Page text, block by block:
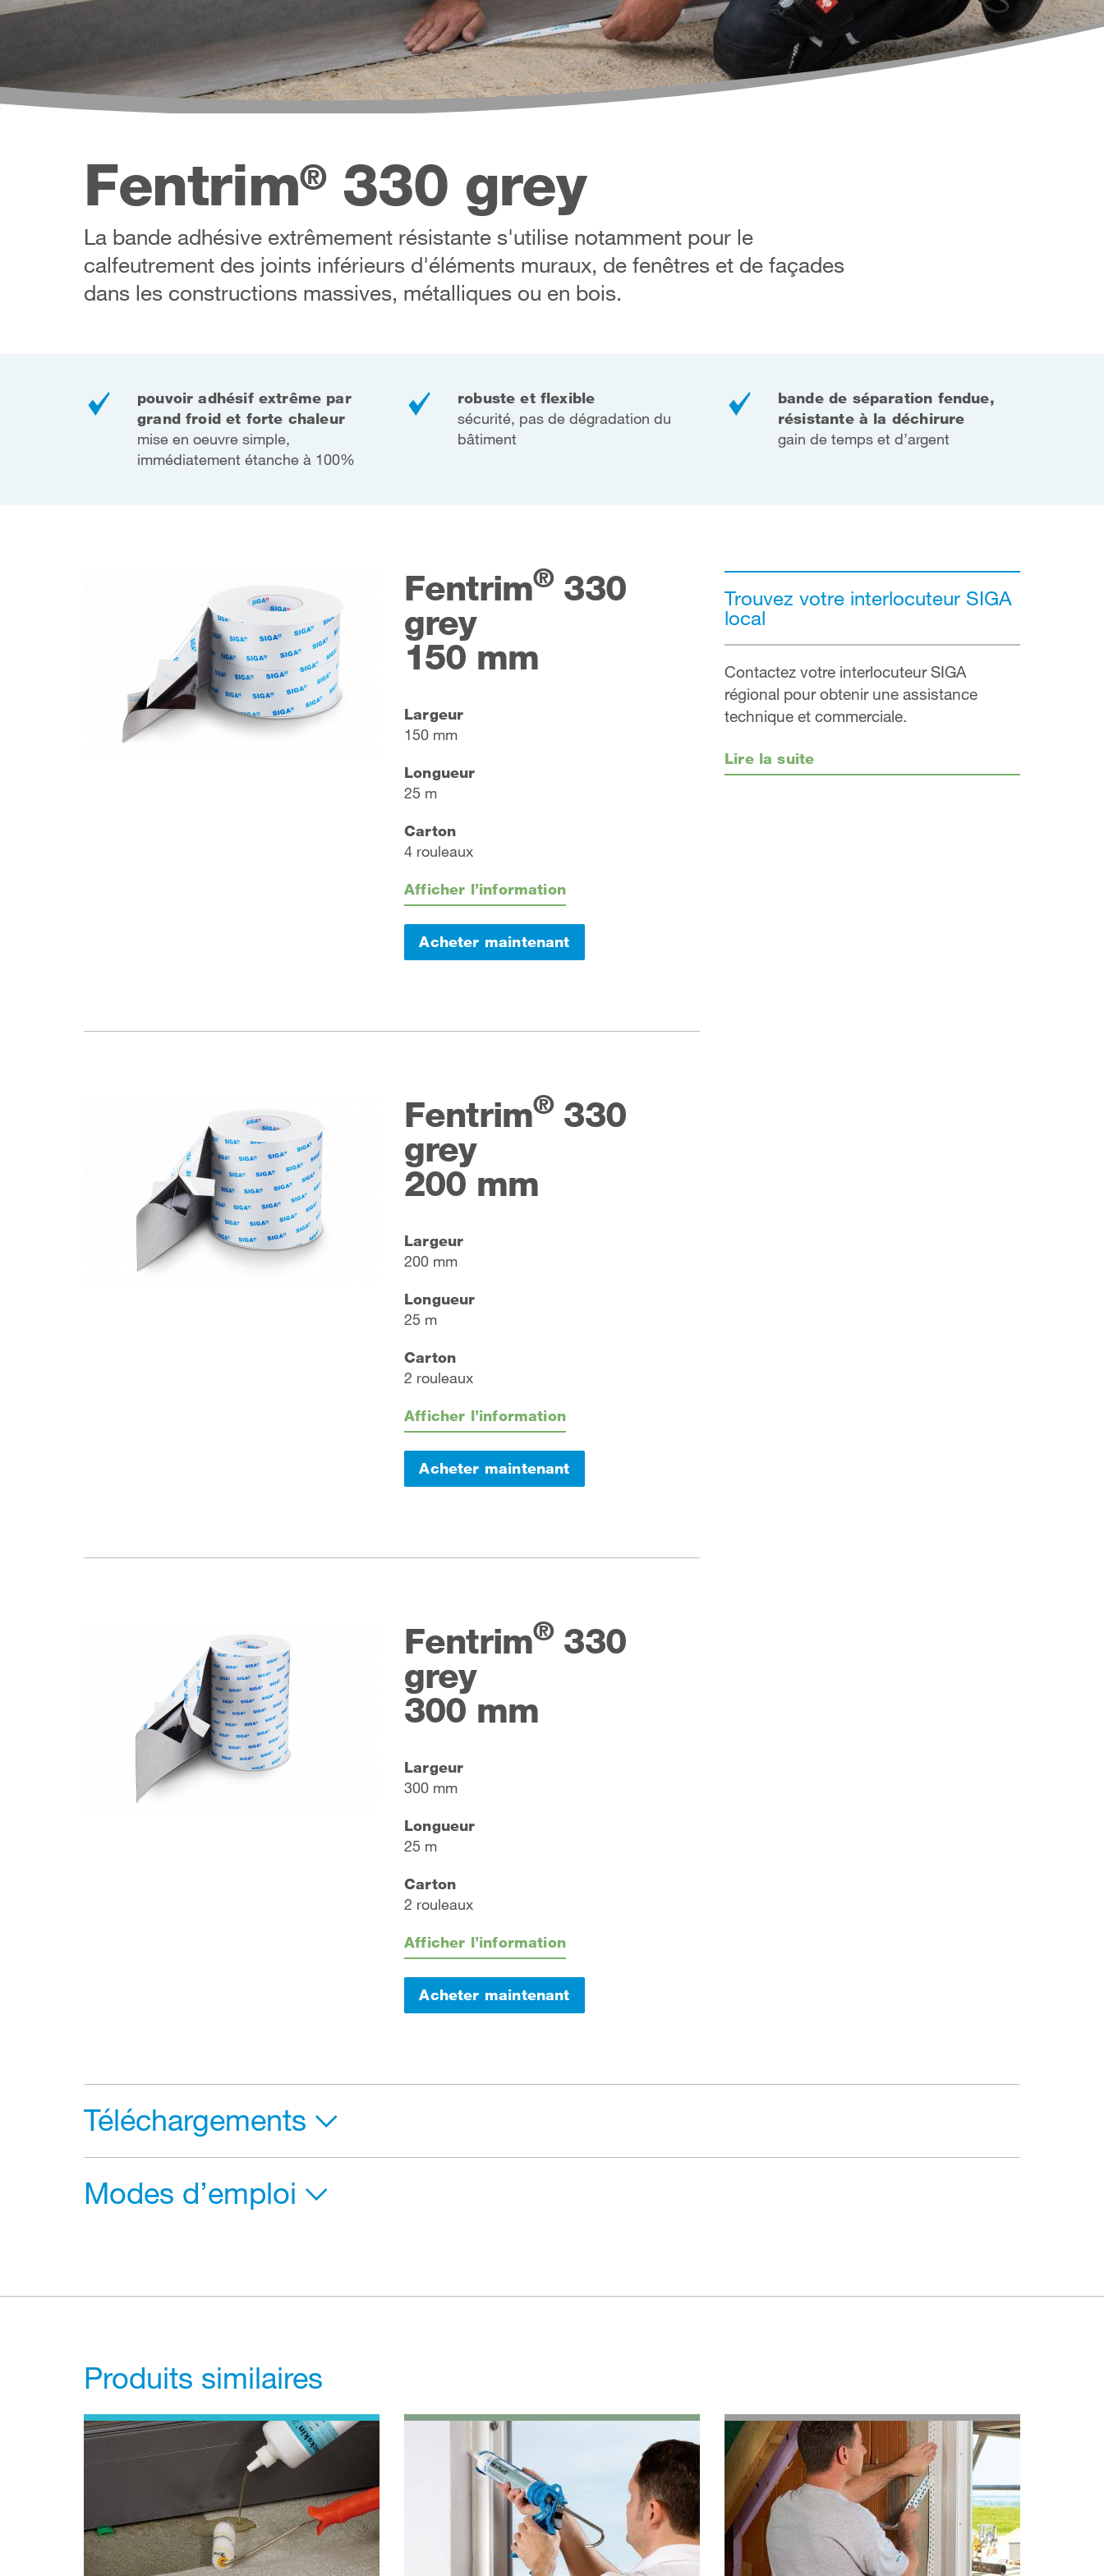
Fentrim®330 grey
La bande adhésive extrêmement résistante s'utilise notamment pour le
calfeutrement des joints inférieurs d'éléments muraux, de fenêtres et de façades
dans les constructions massives, métalliques ou en bois.
pouvoir adhésif extrême par
grand froid et forte chaleur
mise en oeuvre simple,
immédiatement étanche à 100%
robuste et flexible
sécurité, pas de dégradation du
bâtiment
bande de séparation fendue,
résistante à la déchirure
gain de temps et d’argent
Fentrim® 330
grey
150 mm
Largeur
150 mm
Longueur
25 m
Carton
4 rouleaux
Afficher l’information
Acheter maintenant
Fentrim® 330
grey
200 mm
Largeur
200 mm
Longueur
25 m
Carton
2 rouleaux
Afficher l’information
Acheter maintenant
Fentrim® 330
grey
300 mm
Largeur
300 mm
Longueur
25 m
Carton
2 rouleaux
Afficher l’information
Acheter maintenant
Trouvez votre interlocuteur SIGA
local
Contactez votre interlocuteur SIGA
régional pour obtenir une assistance
technique et commerciale.
Lire la suite
Téléchargements
Modes d’emploi
Produits similaires